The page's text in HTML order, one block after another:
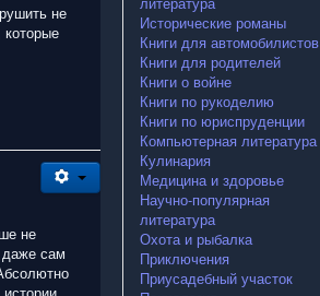
не
не
даже сам
Исторические романы
Книги для автомобилистов
Книги для родителей
Книги о войне
Книги по рукоделию
Книги по юриспруденции
Компьютерная литература
Кулинария
Медицина и здоровье
Научно-популярная
литература
Охота и рыбалка
Приключения
Приусадебный участок